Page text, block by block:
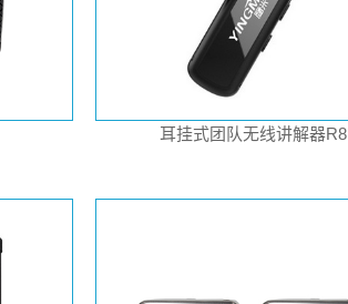
耳挂式团队无线讲解器R8